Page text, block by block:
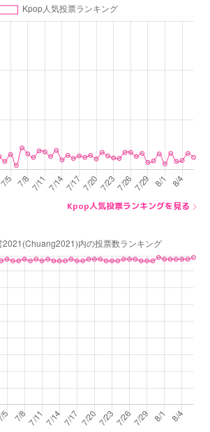
Kpop人気投票ランキングを見る